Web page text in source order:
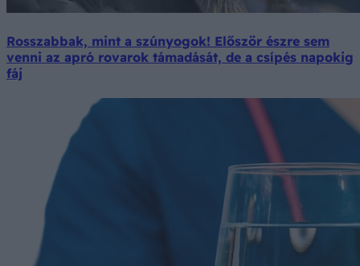
Rosszabbak, mint a szúnyogok! Először észre sem
venni az apró rovarok támadását, de a csípés napokig
fáj